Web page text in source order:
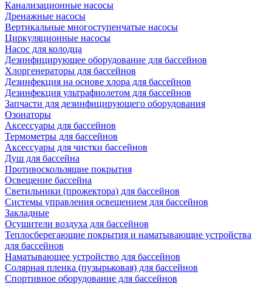
Канализационные насосы
Дренажные насосы
Вертикальные многоступенчатые насосы
Циркуляционные насосы
Насос для колодца
Дезинфицирующее оборудование для бассейнов
Хлоргенераторы для бассейнов
Дезинфекция на основе хлора для бассейнов
Дезинфекция ультрафиолетом для бассейнов
Запчасти для дезинфицирующего оборудования
Озонаторы
Аксессуары для бассейнов
Термометры для бассейнов
Аксессуары для чистки бассейнов
Душ для бассейна
Противоскользящие покрытия
Освещение бассейна
Светильники (прожектора) для бассейнов
Системы управления освещением для бассейнов
Закладные
Осушители воздуха для бассейнов
Теплосберегающие покрытия и наматывающие устройства
для бассейнов
Наматывающее устройство для бассейнов
Солярная пленка (пузырьковая) для бассейнов
Спортивное оборудование для бассейнов